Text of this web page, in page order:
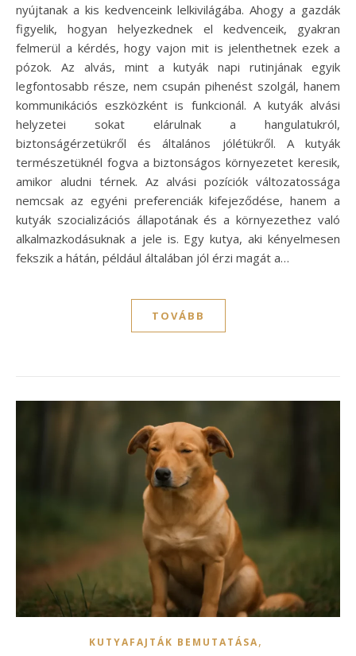
nyújtanak a kis kedvenceink lelkivilágába. Ahogy a gazdák
figyelik, hogyan helyezkednek el kedvenceik, gyakran
felmerül a kérdés, hogy vajon mit is jelenthetnek ezek a
pózok. Az alvás, mint a kutyák napi rutinjának egyik
legfontosabb része, nem csupán pihenést szolgál, hanem
kommunikációs eszközként is funkcionál. A kutyák alvási
helyzetei sokat elárulnak a hangulatukról,
biztonságérzetükről és általános jólétükről. A kutyák
természetüknél fogva a biztonságos környezetet keresik,
amikor aludni térnek. Az alvási pozíciók változatossága
nemcsak az egyéni preferenciák kifejeződése, hanem a
kutyák szocializációs állapotának és a környezethez való
alkalmazkodásuknak a jele is. Egy kutya, aki kényelmesen
fekszik a hátán, például általában jól érzi magát a…
TOVÁBB
KUTYAFAJTÁK BEMUTATÁSA,